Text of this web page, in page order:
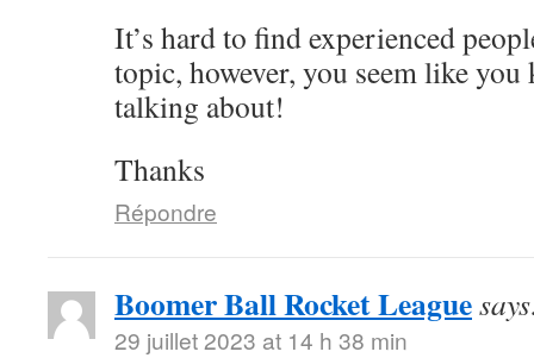
It’s hard to find experienced
topic, however, you seem like you
talking about!
Thanks
Répondre
Boomer Ball Rocket League
29 juillet 2023 at 14 h 38 min